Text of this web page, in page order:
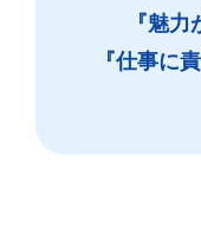
『魅
『仕事に